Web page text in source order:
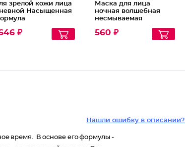
зрелой кожи лица
Насыщенная
45+
₽
Маска для лица
ночная волшебная
несмываемая
Гиалурон Lift 45+
560 ₽
Нашли ошибку в описании?
время. В основе его формулы -